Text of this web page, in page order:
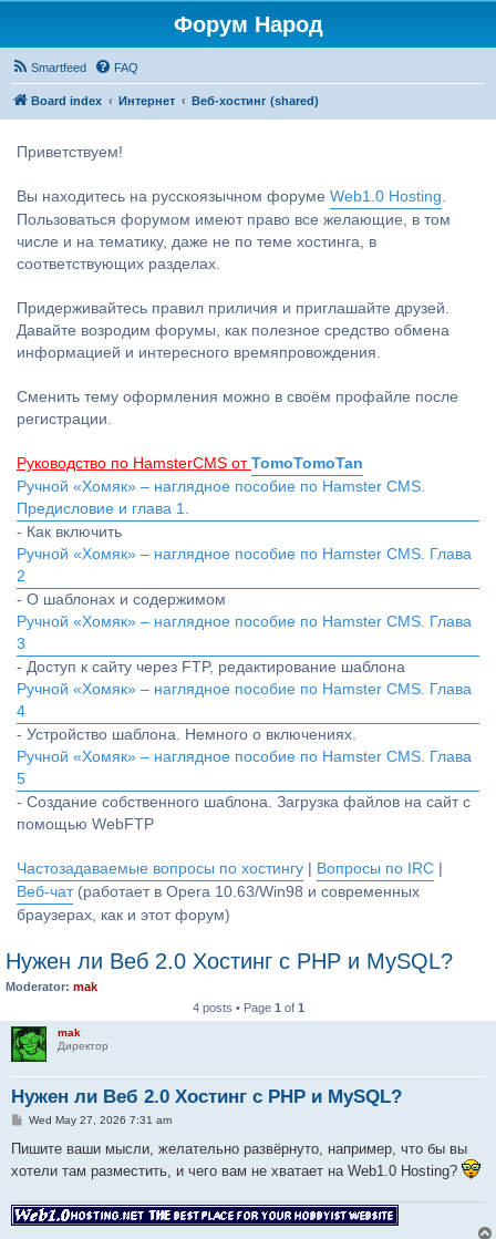
Форум Народ
Smartfeed FAQ
Board index Интернет Веб-хостинг (shared)
Приветствуем!
Вы находитесь на русскоязычном форуме Web1.0 Hosting.
Пользоваться форумом имеют право все желающие, в том
числе и на тематику, даже не по теме хостинга, в
соответствующих разделах.
Придерживайтесь правил приличия и приглашайте друзей.
Давайте возродим форумы, как полезное средство обмена
информацией и интересного времяпровождения.
Сменить тему оформления можно в своём профайле после
регистрации.
Руководство по HamsterCMS от TomoTomoTan
Ручной «Хомяк» – наглядное пособие по Hamster CMS.
Предисловие и глава 1.
- Как включить
Ручной «Хомяк» – наглядное пособие по Hamster CMS. Глава
2
- О шаблонах и содержимом
Ручной «Хомяк» – наглядное пособие по Hamster CMS. Глава
3
- Доступ к сайту через FTP, редактирование шаблона
Ручной «Хомяк» – наглядное пособие по Hamster CMS. Глава
4
- Устройство шаблона. Немного о включениях.
Ручной «Хомяк» – наглядное пособие по Hamster CMS. Глава
5
- Создание собственного шаблона. Загрузка файлов на сайт с
помощью WebFTP
Частозадаваемые вопросы по хостингу Вопросы по IRC
Веб-чат(работает в Opera 10.63/Win98 и современных
браузерах, как и этот форум)
Нужен ли Веб 2.0 Хостинг с PHP и MySQL?
Moderator: mak
4 posts • Page 1 of 1
mak
Директор
Нужен ли Веб 2.0 Хостинг с PHP и MySQL?
P
s
Wed May 27, 2026 7:31 am
Пишите ваши мысли, желательно развёрнуто, например, что бы вы
хотели там разместить, и чего вам не хватает на Web1.0 Hosting?